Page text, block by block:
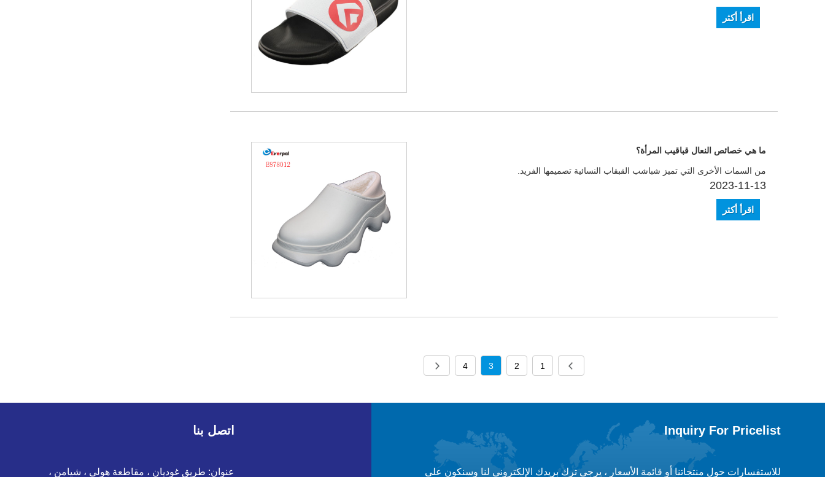
اقرأ أكثر
ما هي خصائص النعال قباقيب المرأة؟
من السمات الأخرى التي تميز شباشب القبقاب النسائية تصميمها الفريد.
2023-11-13
اقرأ أكثر
1
2
3
4
اتصل بنا
عنوان: طريق غوديان ، مقاطعة هولي ، شيامن ،
Inquiry For Pricelist
للاستفسارات حول منتجاتنا أو قائمة الأسعار ، يرجى ترك بريدك الإلكتروني لنا وسنكون على